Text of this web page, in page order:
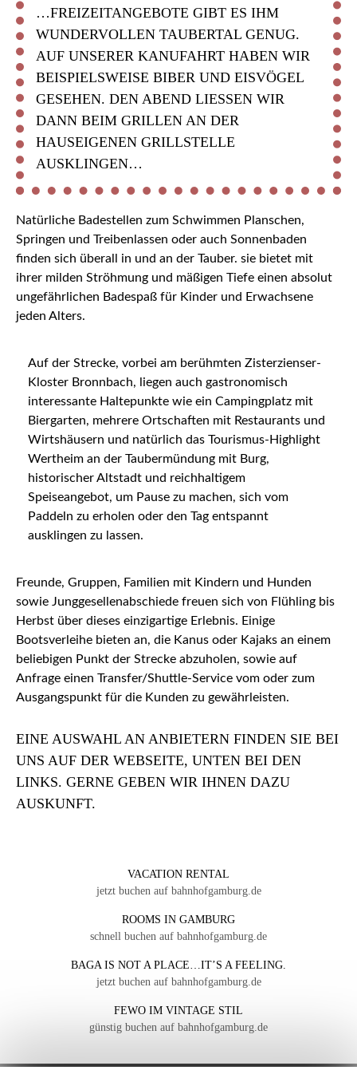
…FREIZEITANGEBOTE GIBT ES IHM
WUNDERVOLLEN TAUBERTAL GENUG.
AUF UNSERER KANUFAHRT HABEN WIR
BEISPIELSWEISE BIBER UND EISVÖGEL
GESEHEN. DEN ABEND LIESSEN WIR D
ANN BEIM GRILLEN AN DER H
AUSEIGENEN GRILLSTELLE A
USKLINGEN…
Natürliche Badestellen zum Schwimmen Planschen,
Springen und Treibenlassen oder auch Sonnenbaden
finden sich überall in und an der Tauber. sie bietet mit
ihrer milden Ströhmung und mäßigen Tiefe einen absolut
ungefährlichen Badespaß für Kinder und Erwachsene
jeden Alters.
Auf der Strecke, vorbei am berühmten Zisterzienser-
Kloster Bronnbach, liegen auch gastronomisch
interessante Haltepunkte wie ein Campingplatz mit
Biergarten, mehrere Ortschaften mit Restaurants und
Wirtshäusern und natürlich das Tourismus-Highlight
Wertheim an der Taubermündung mit Burg,
historischer Altstadt und reichhaltigem
Speiseangebot, um Pause zu machen, sich vom
Paddeln zu erholen oder den Tag entspannt
ausklingen zu lassen.
Freunde, Gruppen, Familien mit Kindern und Hunden
sowie Junggesellenabschiede freuen sich von Flühling bis
Herbst über dieses einzigartige Erlebnis. Einige
Bootsverleihe bieten an, die Kanus oder Kajaks an einem
beliebigen Punkt der Strecke abzuholen, sowie auf
Anfrage einen Transfer/Shuttle-Service vom oder zum
Ausgangspunkt für die Kunden zu gewährleisten.
EINE AUSWAHL AN ANBIETERN FINDEN SIE BEI
UNS AUF DER WEBSEITE, UNTEN BEI DEN
LINKS. GERNE GEBEN WIR IHNEN DAZU
AUSKUNFT.
VACATION RENTAL
jetzt buchen auf bahnhofgamburg.de
ROOMS IN GAMBURG
schnell buchen auf bahnhofgamburg.de
BAGA IS NOT A PLACE…IT’S A FEELING.
jetzt buchen auf bahnhofgamburg.de
FEWO IM VINTAGE STIL
günstig buchen auf bahnhofgamburg.de